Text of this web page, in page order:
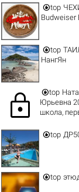
top
Budweiser
top
НангЯн
lock top
Юрьевна
школа,
top
top